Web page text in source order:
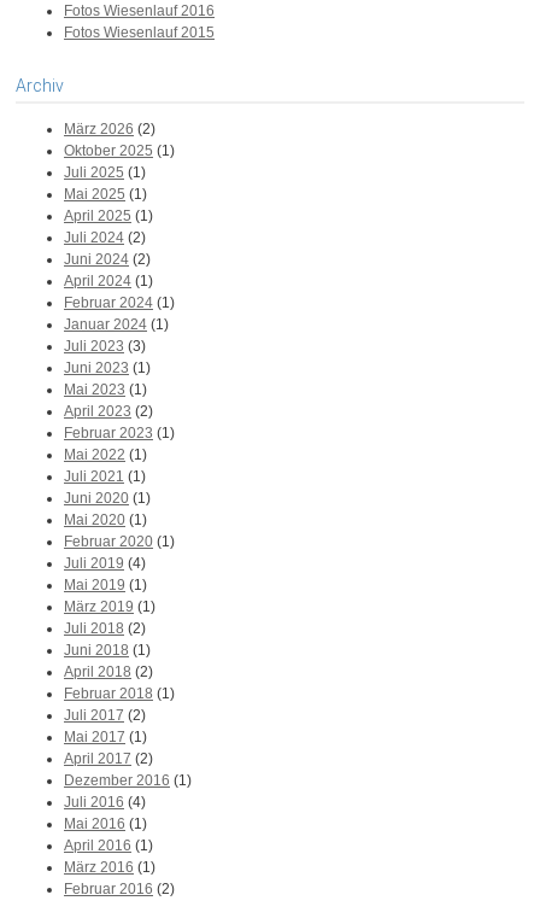
Fotos Wiesenlauf 2016
Fotos Wiesenlauf 2015
Archiv
März 2026 (2)
Oktober 2025 (1)
Juli 2025 (1)
Mai 2025 (1)
April 2025 (1)
Juli 2024 (2)
Juni 2024 (2)
April 2024 (1)
Februar 2024 (1)
Januar 2024 (1)
Juli 2023 (3)
Juni 2023 (1)
Mai 2023 (1)
April 2023 (2)
Februar 2023 (1)
Mai 2022 (1)
Juli 2021 (1)
Juni 2020 (1)
Mai 2020 (1)
Februar 2020 (1)
Juli 2019 (4)
Mai 2019 (1)
März 2019 (1)
Juli 2018 (2)
Juni 2018 (1)
April 2018 (2)
Februar 2018 (1)
Juli 2017 (2)
Mai 2017 (1)
April 2017 (2)
Dezember 2016 (1)
Juli 2016 (4)
Mai 2016 (1)
April 2016 (1)
März 2016 (1)
Februar 2016 (2)